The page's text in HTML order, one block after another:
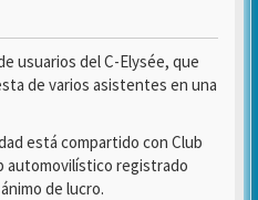
usuarios del C-Elysée, que
de varios asistentes en una
está compartido con Club
automovilístico registrado
de lucro.